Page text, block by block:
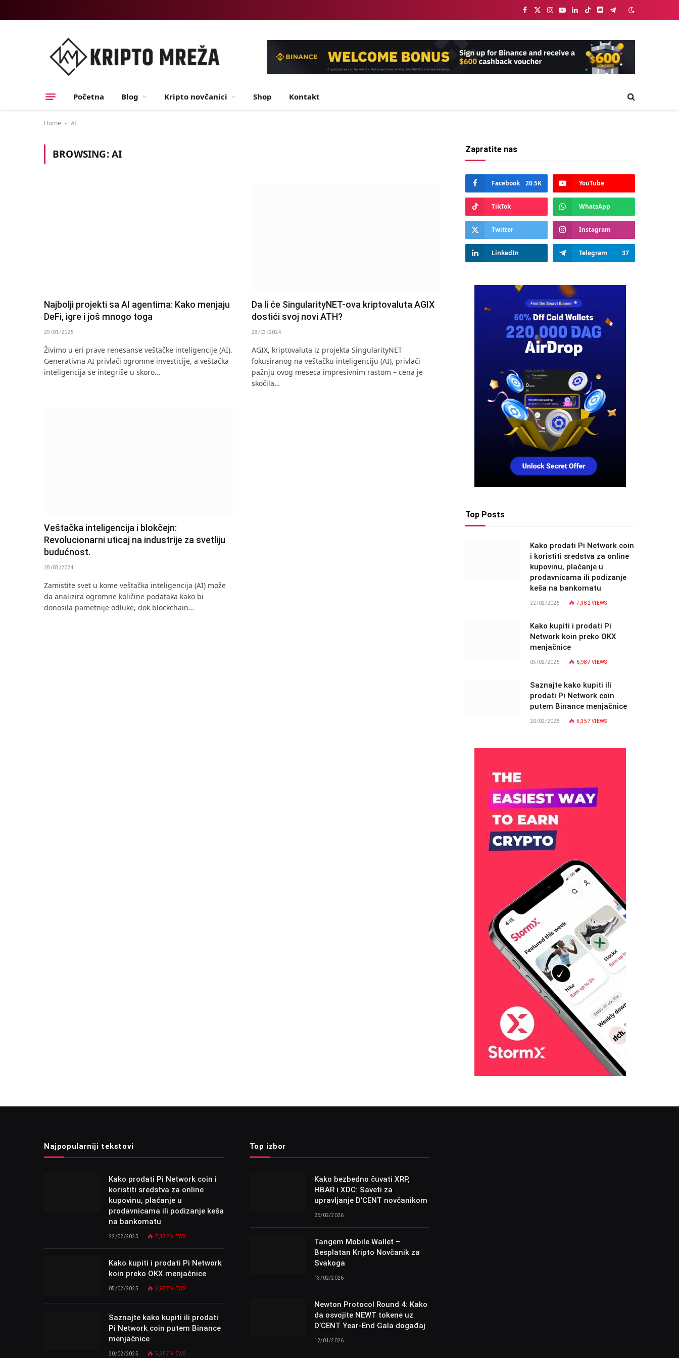
Facebook
X
Instagram
YouTube
LinkedIn
TikTokDiscordTelegram
Početna Blog Kripto novčanici Shop Kontakt
Home - AI
BROWSING:AI
Najbolji projekti sa AI agentima: Kako menjaju
DeFi, igre i još mnogo toga
29/01/2025
Živimo u eri prave renesanse veštačke inteligencije (AI).
Generativna AI privlači ogromne investicije, a veštačka
inteligencija se integriše u skoro…
Da li će SingularityNET-ova kriptovaluta AGIX
dostići svoj novi ATH?
28/03/2024
AGIX, kriptovaluta iz projekta SingularityNET
fokusiranog na veštačku inteligenciju (AI), privlači
pažnju ovog meseca impresivnim rastom – cena je
skočila…
Veštačka inteligencija i blokčejn:
Revolucionarni uticaj na industrije za svetliju
budućnost.
28/03/2024
Zamistite svet u kome veštačka inteligencija (AI) može
da analizira ogromne količine podataka kako bi
donosila pametnije odluke, dok blockchain…
Zapratite nas
Facebook 20.5K YouTube
TikTok WhatsApp
Twitter Instagram
LinkedIn Telegram 37
Top Posts
Kako prodati Pi Network coin
i koristiti sredstva za online
kupovinu, plaćanje u
prodavnicama ili podizanje
keša na bankomatu
22/02/2025 7,382VIEWS
Kako kupiti i prodati Pi
Network koin preko OKX
menjačnice
05/02/2025 6,987VIEWS
Saznajte kako kupiti ili
prodati Pi Network coin
putem Binance menjačnice
20/02/2025 5,357VIEWS
Najpopularniji tekstovi
Kako prodati Pi Network coin i
koristiti sredstva za online
kupovinu, plaćanje u
prodavnicama ili podizanje keša
na bankomatu
22/02/2025 7,382VIEWS
Kako kupiti i prodati Pi Network
koin preko OKX menjačnice
05/02/2025 6,987VIEWS
Saznajte kako kupiti ili prodati
Pi Network coin putem Binance
menjačnice
20/02/2025 5,357VIEWS
Top izbor
Kako bezbedno čuvati XRP,
HBAR i XDC: Saveti za
upravljanje D’CENT novčanikom
26/02/2026
Tangem Mobile Wallet –
Besplatan Kripto Novčanik za
Svakoga
13/02/2026
Newton Protocol Round 4: Kako
da osvojite NEWT tokene uz
D’CENT Year-End Gala događaj
12/01/2026